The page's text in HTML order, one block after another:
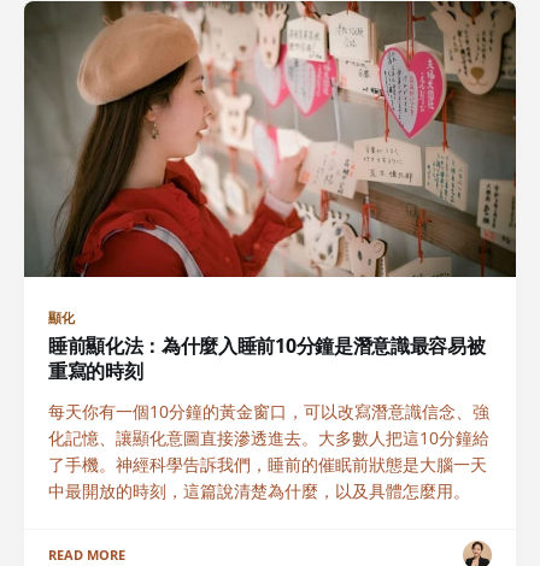
顯化
睡前顯化法：為什麼入睡前10分鐘是潛意識最容易被
重寫的時刻
每天你有一個10分鐘的黃金窗口，可以改寫潛意識信念、強
化記憶、讓顯化意圖直接滲透進去。大多數人把這10分鐘給
了手機。神經科學告訴我們，睡前的催眠前狀態是大腦一天
中最開放的時刻，這篇說清楚為什麼，以及具體怎麼用。
READ MORE